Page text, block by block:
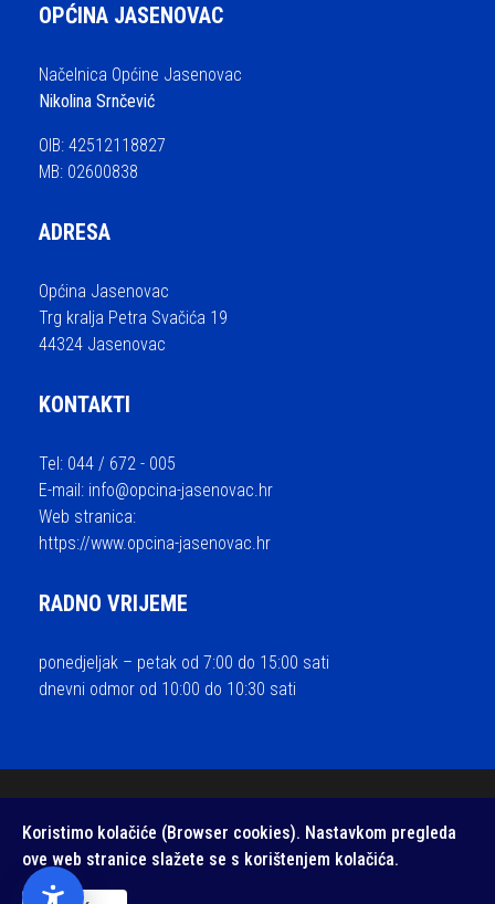
OPĆINA JASENOVAC
Načelnica Općine Jasenovac
Nikolina Srnčević
OIB: 42512118827
MB: 02600838
ADRESA
Općina Jasenovac
Trg kralja Petra Svačića 19
44324 Jasenovac
KONTAKTI
Tel: 044 / 672 - 005
E-mail: info@opcina-jasenovac.hr
Web stranica:
https://www.opcina-jasenovac.hr
RADNO VRIJEME
ponedjeljak – petak od 7:00 do 15:00 sati
dnevni odmor od 10:00 do 10:30 sati
Medialive
Izjava o pristupačnosti web stranice
Koristimo kolačiće (Browser cookies). Nastavkom pregleda
ove web stranice slažete se s korištenjem kolačića.